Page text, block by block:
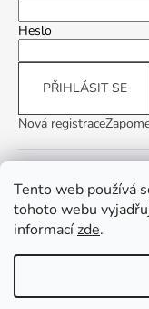
Tento web používá
tohoto webu
informacízde.
Heslo
PŘIHLÁSIT SE
Nová registrace